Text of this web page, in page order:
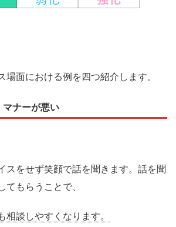
場面における例を四つ紹介します。
マナーが悪い
スをせず笑顔で話を聞きます。話を聞
てもらうことで、
相談しやすくなります。